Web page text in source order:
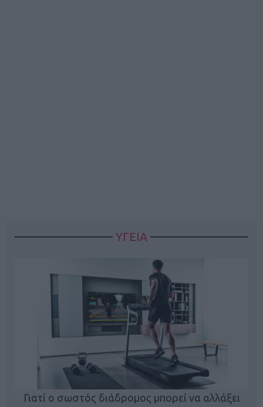
ΥΓΕΙΑ
Γιατί ο σωστός διάδρομος μπορεί να αλλάξει